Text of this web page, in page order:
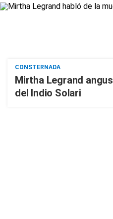
CONSTERNADA
Mirtha Legrand
del Indio Solari